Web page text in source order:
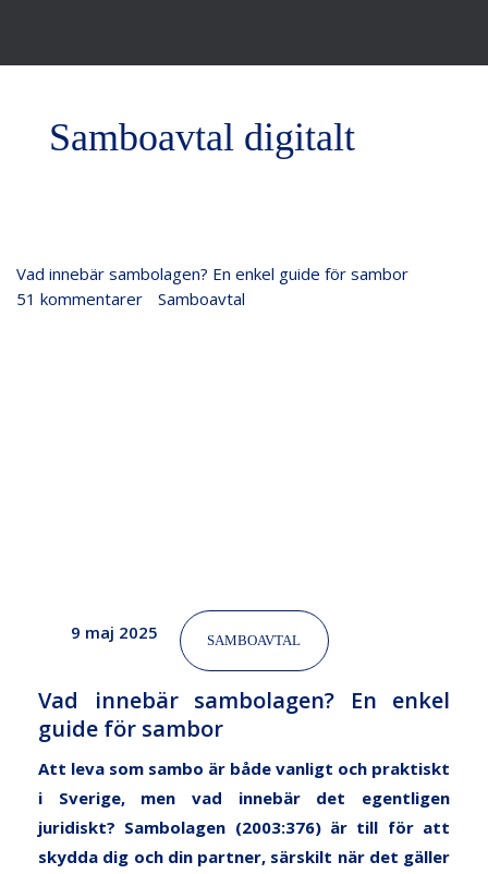
Samboavtal digitalt
Vad innebär sambolagen? En enkel guide för sambor
51 kommentarer
Samboavtal
9 maj 2025 SAMBOAVTAL
Vad innebär sambolagen? En enkel
guide för sambor
Att leva som sambo är både vanligt och praktiskt
i Sverige, men vad innebär det egentligen
juridiskt? Sambolagen (2003:376)är till för att
skydda dig och din partner, särskilt när det gäller
innebär
sambolagen?